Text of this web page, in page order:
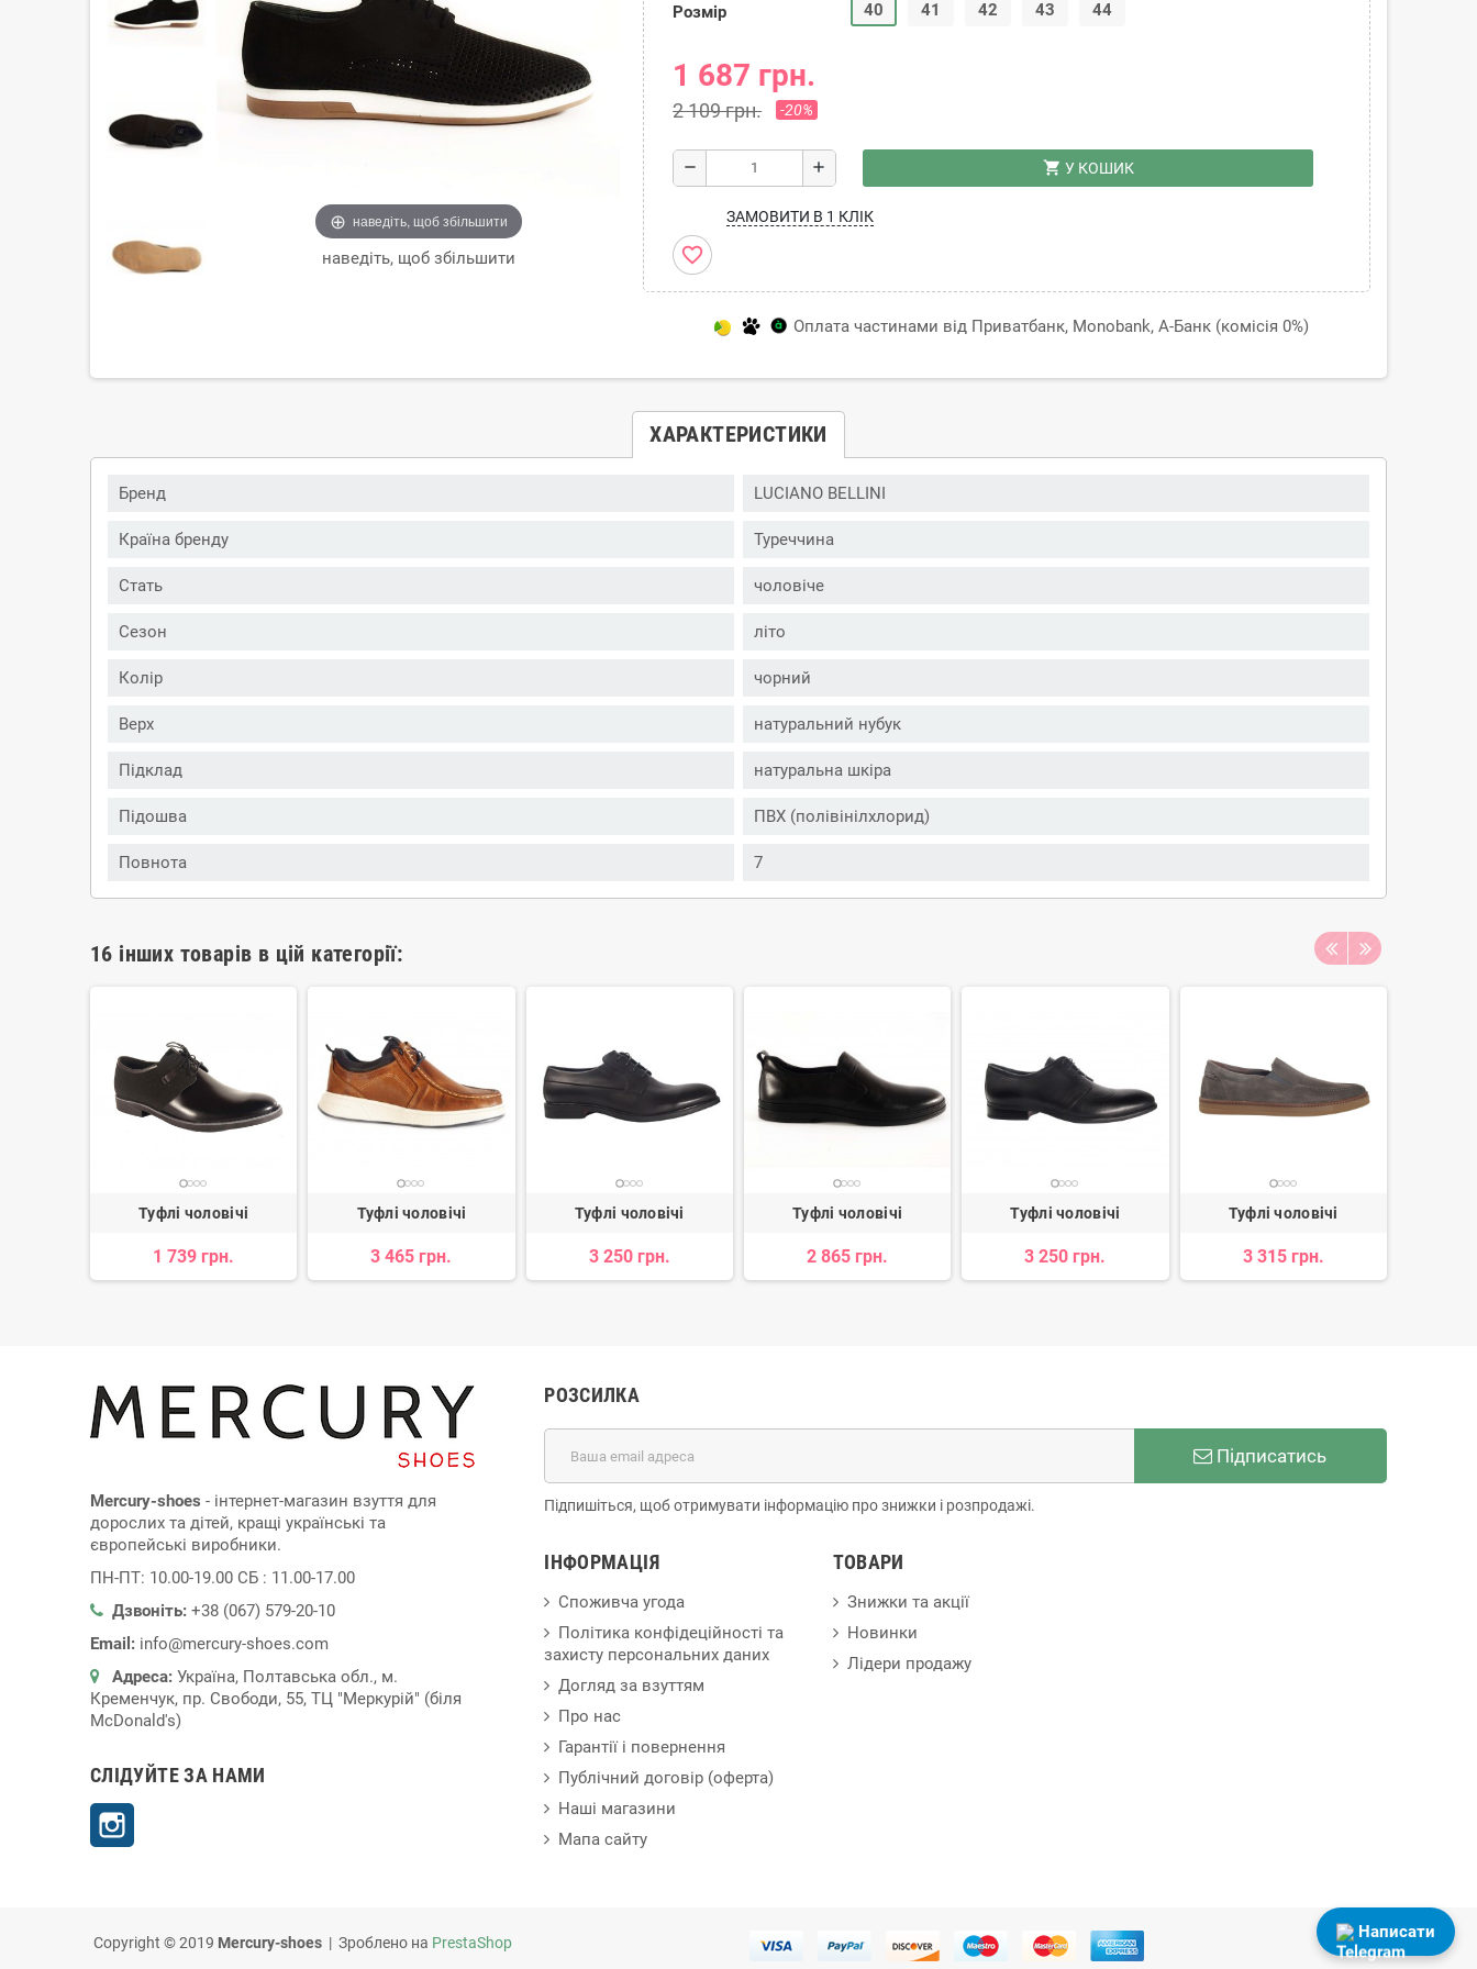
наведіть, щоб збільшити
наведіть, щоб збільшити
Розмір 40 41 42 43 44
1 687 грн.
2 109 грн. -20%
remove add shopping_cart У КОШИК
ЗАМОВИТИ В 1 КЛІК
favorite_border
Оплата частинами від Приватбанк, Monobank, А-Банк (комісія 0%)
ХАРАКТЕРИСТИКИ
Бренд LUCIANO BELLINI
Країна бренду Туреччина
Стать чоловіче
Сезон літо
Колір чорний
Верх натуральний нубук
Підклад натуральна шкіра
Підошва ПВХ (полівінілхлорид)
Повнота 7
16 інших товарів в цій категорії:
Туфлі чоловічі
1 739 грн.
Туфлі чоловічі
3 465 грн.
Туфлі чоловічі
3 250 грн.
Туфлі чоловічі
2 865 грн.
Туфлі чоловічі
3 250 грн.
Туфлі чоловічі
3 315 грн.
Mercury-shoes - інтернет-магазин взуття для
дорослих та дітей, кращі українські та
європейські виробники.
ПН-ПТ: 10.00-19.00 СБ : 11.00-17.00
Дзвоніть: +38 (067) 579-20-10
Email: info@mercury-shoes.com
Адреса: Україна, Полтавська обл., м.
Кременчук, пр. Свободи, 55, ТЦ "Меркурій" (біля
McDonald's)
СЛІДУЙТЕ ЗА НАМИ
РОЗСИЛКА
Підписатись
Підпишіться, щоб отримувати інформацію про знижки і розпродажі.
ІНФОРМАЦІЯ
Споживча угода
Політика конфідеційності та
захисту персональних даних
Догляд за взуттям
Про нас
Гарантії і повернення
Публічний договір (оферта)
Наші магазини
Мапа сайту
ТОВАРИ
Знижки та акції
Новинки
Лідери продажу
Copyright © 2019 Mercury-shoes | Зроблено на PrestaShop
Написати